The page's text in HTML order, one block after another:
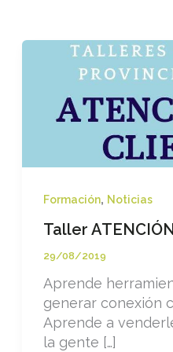
Formación, Noticias
Taller
29/08/2019
Aprende
generar conexión
Aprende a
la gente […]